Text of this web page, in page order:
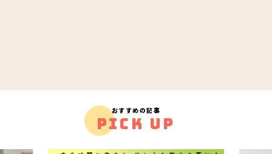
おすすめの記事
PICK UP